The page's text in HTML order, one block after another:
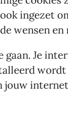
ingezet
wensen en
Je
jouw